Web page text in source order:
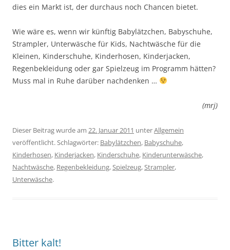
dies ein Markt ist, der durchaus noch Chancen bietet.
Wie wäre es, wenn wir künftig Babylätzchen, Babyschuhe,
Strampler, Unterwäsche für Kids, Nachtwäsche für die
Kleinen, Kinderschuhe, Kinderhosen, Kinderjacken,
Regenbekleidung oder gar Spielzeug im Programm hätten?
Muss mal in Ruhe darüber nachdenken …
(mrj)
Dieser Beitrag wurde am 22. Januar 2011 unterAllgemein
veröffentlicht. Schlagwörter: Babylätzchen, Babyschuhe,
Kinderhosen, Kinderjacken, Kinderschuhe, Kinderunterwäsche,
Nachtwäsche, Regenbekleidung,Spielzeug,Strampler,
Unterwäsche.
Bitter kalt!